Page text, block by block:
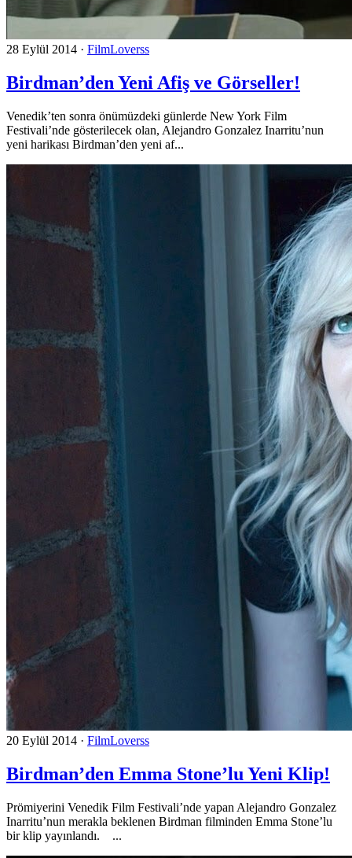
28 Eylül 2014 · FilmLoverss
Birdman’den Yeni Afiş ve Görseller!
Venedik’ten sonra önümüzdeki günlerde New York Film
Festivali’nde gösterilecek olan, Alejandro Gonzalez Inarritu’nun
yeni harikası Birdman’den yeni af...
20 Eylül 2014 · FilmLoverss
Birdman’den Emma Stone’lu Yeni Klip!
Prömiyerini Venedik Film Festivali’nde yapan Alejandro Gonzalez
Inarritu’nun merakla beklenen Birdman filminden Emma Stone’lu
bir klip yayınlandı. ...